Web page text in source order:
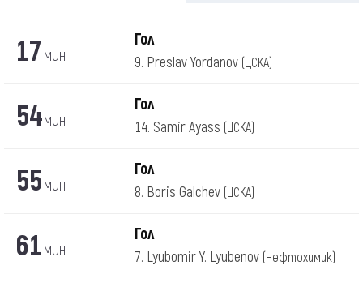
17 мин
Гол
9. Preslav Yordanov (ЦСКА)
54мин
Гол
14. Samir Ayass (ЦСКА)
55мин
Гол
8. Boris Galchev (ЦСКА)
61 мин
Гол
7. Lyubomir Y. Lyubenov (Нефтохимик)